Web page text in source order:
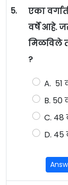
5.
एका
वर्षे आहे.
मिळविले
?
A. 51
B. 50
C. 48
D. 45